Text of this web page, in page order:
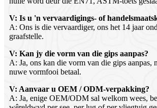
V: Is u 'n vervaardigings- of
A: Ons is die vervaardiger, ons het 14 jaar
graafstelle.
V: Kan jy die vorm van die gips aanpas?
A: Ja, ons kan die vorm van die gips aanpas,
nuwe vormfooi betaal.
V: Aanvaar u OEM / ODM-verpakking?
A: Ja, enige OEM/ODM sal welkom wees,